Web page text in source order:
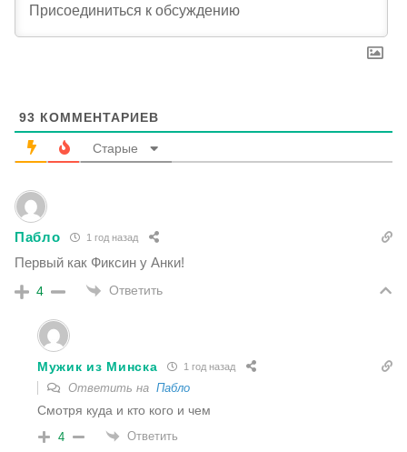
93 КОММЕНТАРИЕВ
Старые
Пабло 1 год назад
Первый как Фиксин у Анки!
4 Ответить
Мужик из Минска 1 год назад
Ответить на Пабло
Смотря куда и кто кого и чем
4 Ответить